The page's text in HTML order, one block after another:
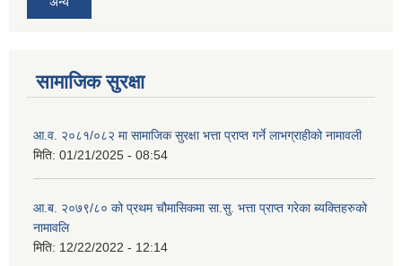
सामाजिक सुरक्षा
आ.व. २०८१/०८२ मा सामाजिक सुरक्षा भत्ता प्राप्त गर्ने लाभग्राहीको नामावली
मिति: 01/21/2025 - 08:54
आ.ब. २०७९/८० को प्रथम चौमासिकमा सा.सु. भत्ता प्राप्त गरेका ब्यक्तिहरुको
नामावलि
मिति: 12/22/2022 - 12:14